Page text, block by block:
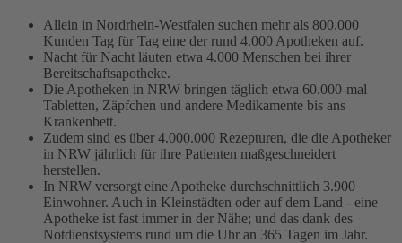
Allein in Nordrhein-Westfalen suchen mehr als 800.000
Kunden Tag für Tag eine der rund 4.000 Apotheken auf.
Nacht für Nacht läuten etwa 4.000 Menschen bei ihrer
Bereitschaftsapotheke.
Die Apotheken in NRW bringen täglich etwa 60.000-mal
Tabletten, Zäpfchen und andere Medikamente bis ans
Krankenbett.
Zudem sind es über 4.000.000 Rezepturen, die die Apotheker
in NRW jährlich für ihre Patienten maßgeschneidert
herstellen.
In NRW versorgt eine Apotheke durchschnittlich 3.900
Einwohner. Auch in Kleinstädten oder auf dem Land - eine
Apotheke ist fast immer in der Nähe; und das dank des
Notdienstsystems rund um die Uhr an 365 Tagen im Jahr.